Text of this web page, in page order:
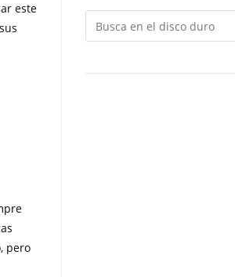
este
pero